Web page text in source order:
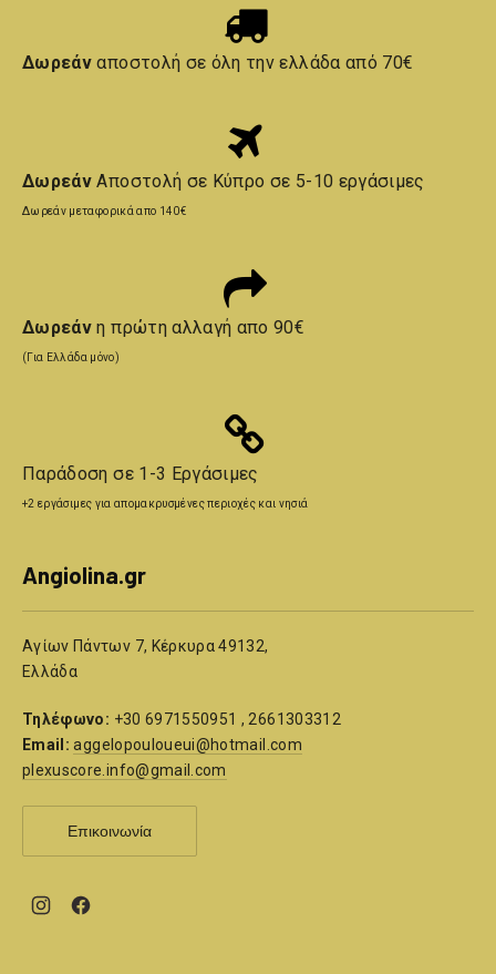
Δωρεάναποστολή σε όλη την ελλάδα από 70€
ΔωρεάνΑποστολή σε Κύπρο σε 5-10 εργάσιμες
Δωρεάν μεταφορικά απο 140€
Δωρεάνη πρώτη αλλαγή απο 90€
(Για Ελλάδα μόνο)
Παράδοση σε 1-3 Εργάσιμες
+2 εργάσιμες για απομακρυσμένες περιοχές και νησιά
Angiolina.gr
Αγίων Πάντων 7, Κέρκυρα 49132,
Ελλάδα
Τηλέφωνο: +30 6971550951 , 2661303312
Email: aggelopouloueui@hotmail.com
plexuscore.info@gmail.com
Επικοινωνία
New
New
Previous